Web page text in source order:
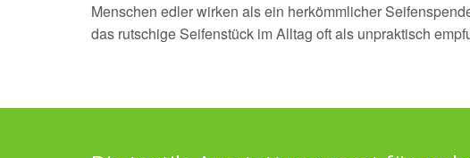
Menschen edler wirken als ein herkömmlicher
das rutschige Seifenstück im Alltag oft als unpraktisch